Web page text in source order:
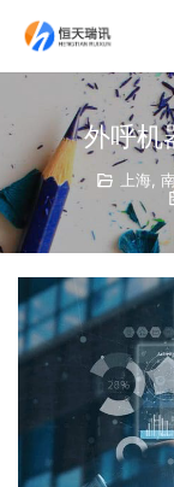
外呼机
上海